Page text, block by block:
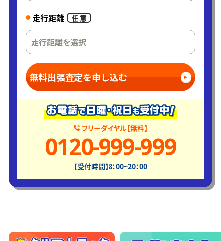
走行距離 任 意
無料出張査定を申し込む
フリーダイヤル【無料】
0120-999-999
【受付時間】8：00~20：00